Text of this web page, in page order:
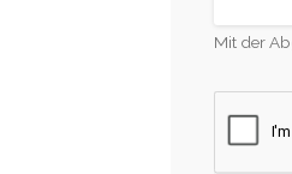
Mit der